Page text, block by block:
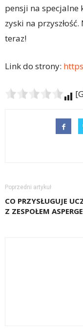
pensji na specjalne
zyski na
teraz!
Link do strony:
Poprzedni artykuł
CO PRZYSŁUGUJE
Z ZESPOŁEM